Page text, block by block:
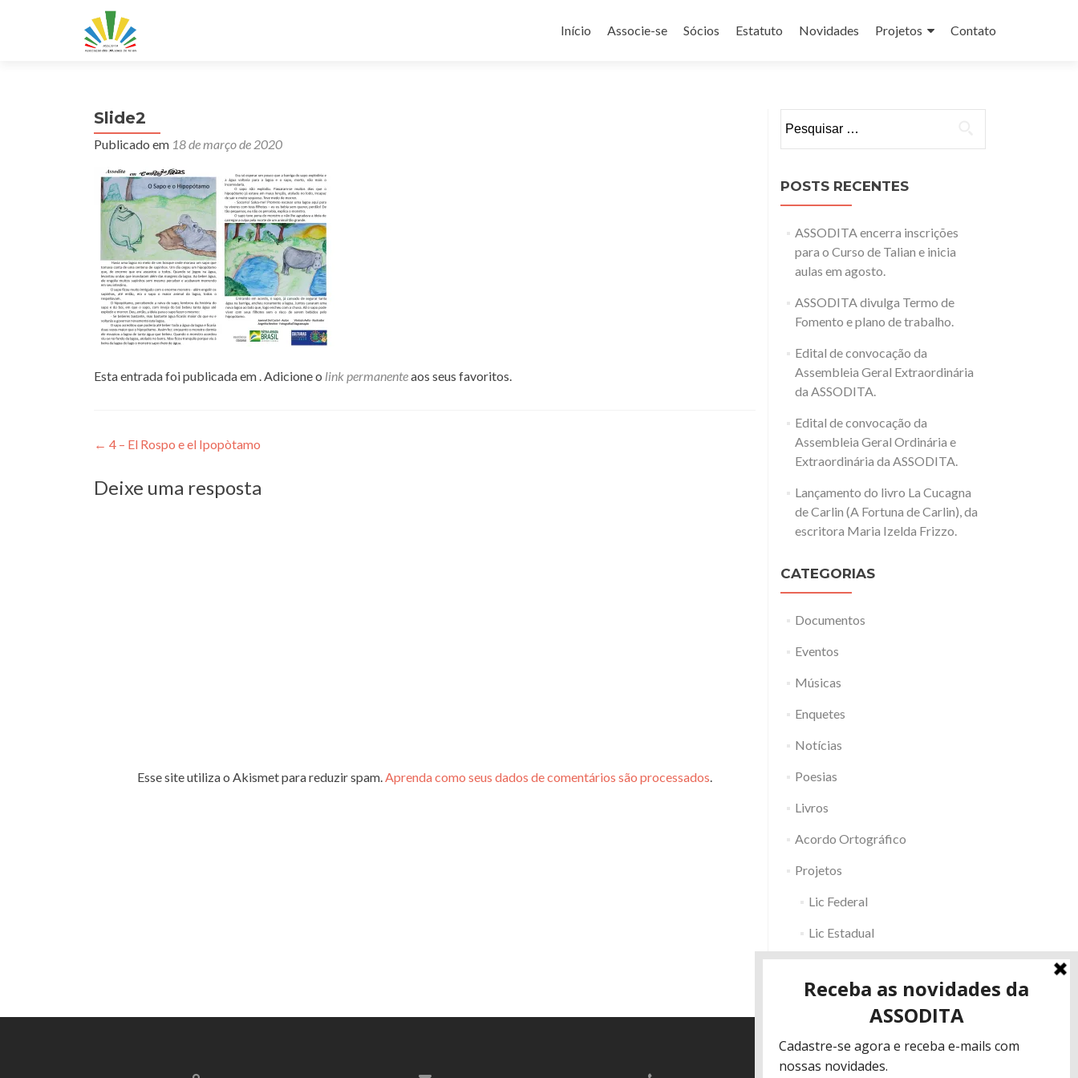
para
Início Associe-se Sócios Estatuto Novidades Projetos Contato
Slide2
Publicado em 18 de março de 2020
Esta entrada foi publicada em . Adicione o link permanenteaos seus favoritos.
Navegação
de
Post
← 4 – El Rospo e el Ipopòtamo
Deixe uma resposta
Esse site utiliza o Akismet para reduzir spam.Aprenda como seus dados de comentários são processados.
por:
POSTS RECENTES
ASSODITA encerra inscrições
para o Curso de Talian e inicia
aulas em agosto.
ASSODITA divulga Termo de
Fomento e plano de trabalho.
Edital de convocação da
Assembleia Geral Extraordinária
da ASSODITA.
Edital de convocação da
Assembleia Geral Ordinária e
Extraordinária da ASSODITA.
Lançamento do livro La Cucagna
de Carlin (A Fortuna de Carlin), da
escritora Maria Izelda Frizzo.
CATEGORIAS
Documentos
Eventos
Músicas
Enquetes
Notícias
Poesias
Livros
Acordo Ortográfico
Projetos
Lic Federal
Lic Estadual
Fac RS
Outros